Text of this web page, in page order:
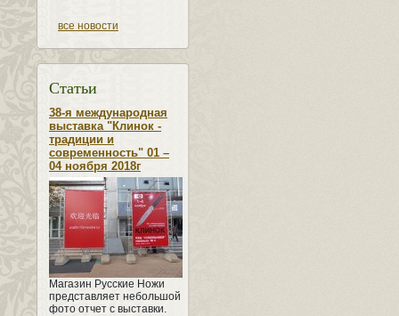
все новости
Статьи
38-я международная
выставка "Клинок -
традиции и
современность" 01 –
04 ноября 2018г
Магазин Русские Ножи
представляет небольшой
фото отчет с выставки.